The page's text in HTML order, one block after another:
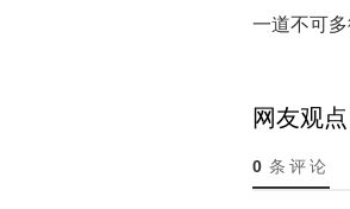
一道不可多
网友观点
0 条评论